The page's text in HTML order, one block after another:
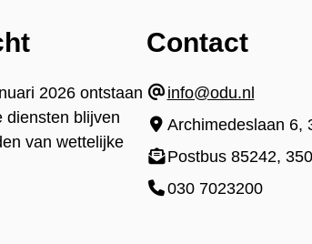
2026 ontstaan
diensten blijven
van wettelijke
Contact
info@odu.nl
Archimedeslaan 6,
Postbus 85242,
030 7023200